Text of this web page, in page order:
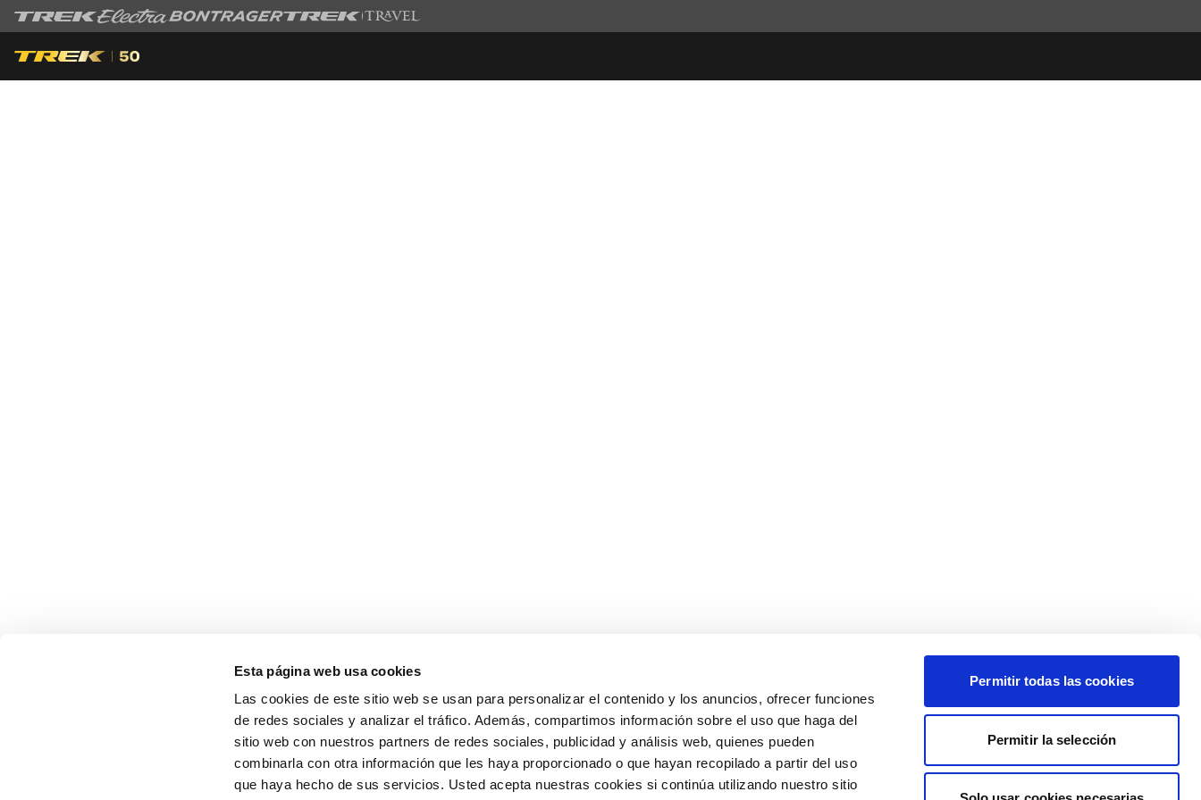
Esta página web usa cookies
Las cookies de este sitio web se usan para personalizar el contenido y los anuncios, ofrecer funciones
de redes sociales y analizar el tráfico. Además, compartimos información sobre el uso que haga del
sitio web con nuestros partners de redes sociales, publicidad y análisis web, quienes pueden
combinarla con otra información que les haya proporcionado o que hayan recopilado a partir del uso
que haya hecho de sus servicios. Usted acepta nuestras cookies si continúa utilizando nuestro sitio
Permitir todas las cookies
Permitir la selección